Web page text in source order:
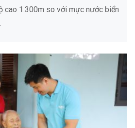
cao 1.300m so với mực nước biển